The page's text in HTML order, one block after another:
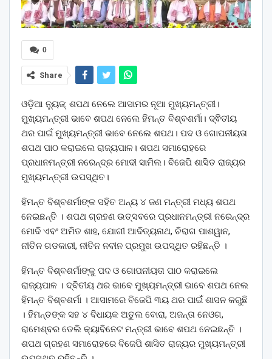
0
Share
ଓଡ଼ିଆ ନ୍ୟୁଜ୍: ଶପଥ ନେଲେ ଆସାମର ନୂଆ ମୁଖ୍ୟମନ୍ତ୍ରୀ।
ମୁଖ୍ୟମନ୍ତ୍ରୀ ଭାବେ ଶପଥ ନେଲେ ହିମନ୍ତ ବିଶ୍ବଶର୍ମା। ଦ୍ଵିତୀୟ
ଥର ପାଇଁ ମୁଖ୍ୟମନ୍ତ୍ରୀ ଭାବେ ନେଲେ ଶପଥ। ପଦ ଓ ଗୋପନୀୟତା
ଶପଥ ପାଠ କରାଇଲେ ରାଜ୍ୟପାଳ। ଶପଥ ସମାରୋହରେ
ପ୍ରଧାନମନ୍ତ୍ରୀ ନରେନ୍ଦ୍ର ମୋଦୀ ସାମିଲ। ବିଜେପି ଶାସିତ ରାଜ୍ୟର
ମୁଖ୍ୟମନ୍ତ୍ରୀ ଉପସ୍ଥିତ।
ହିମନ୍ତ ବିଶ୍ବଶର୍ମାଙ୍କ ସହିତ ଅନ୍ୟ ୪ ଜଣ ମନ୍ତ୍ରୀ ମଧ୍ୟ ଶପଥ
ନେଇଛନ୍ତି । ଶପଥ ଗ୍ରହଣ ଉତ୍ସବରେ ପ୍ରଧାନମନ୍ତ୍ରୀ ନରେନ୍ଦ୍ର
ମୋଦି ଏବଂ ଅମିତ ଶାହ, ଯୋଗୀ ଆଦିତ୍ୟନାଥ, ଚିରାଗ ପାଶୱାନ,
ନୀତିନ ଗଡକାରୀ, ନୀତିନ ନବୀନ ପ୍ରମୁଖ ଉପସ୍ଥିତ ରହିଛନ୍ତି ।
ହିମନ୍ତ ବିଶ୍ବଶର୍ମାଙ୍କୁ ପଦ ଓ ଗୋପନୀୟତା ପାଠ କରାଇଲେ
ରାଜ୍ୟପାଳ । ଦ୍ବିତୀୟ ଥର ଭାବେ ମୁଖ୍ୟମନ୍ତ୍ରୀ ଭାବେ ଶପଥ ନେଲ
ହିମନ୍ତ ବିଶ୍ବଶର୍ମା । ଆସାମରେ ବିଜେପି ୩ୟ ଥର ପାଇଁ ଶାସନ କରୁଛି
। ହିମନ୍ତଙ୍କ ସହ ୪ ବିଧାୟକ ଅତୁଲ ବୋରା, ଅଜନ୍ତା ନେଓଗ,
ରାମେଶ୍ବର ତେଲି କ୍ୟାବିନେଟ ମନ୍ତ୍ରୀ ଭାବେ ଶପଥ ନେଇଛନ୍ତି ।
ଶପଥ ଗ୍ରହଣ ସମାରୋହରେ ବିଜେପି ଶାସିତ ରାଜ୍ୟର ମୁଖ୍ୟମନ୍ତ୍ରୀ